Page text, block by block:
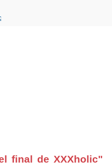
final de XXXholic"